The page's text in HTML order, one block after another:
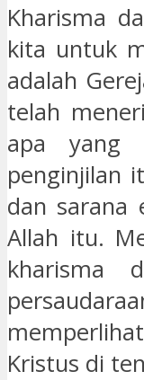
Kharisma
kita untuk
adalah
telah
apa yang
penginjilan
dan sarana
Allah itu.
kharisma
Kristus di